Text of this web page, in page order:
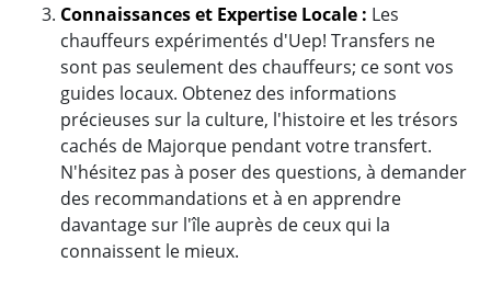
Connaissances et Expertise Locale : Les
chauffeurs expérimentés d'Uep! Transfers ne
sont pas seulement des chauffeurs; ce sont vos
guides locaux. Obtenez des informations
précieuses sur la culture, l'histoire et les trésors
cachés de Majorque pendant votre transfert.
N'hésitez pas à poser des questions, à demander
des recommandations et à en apprendre
davantage sur l'île auprès de ceux qui la
connaissent le mieux.